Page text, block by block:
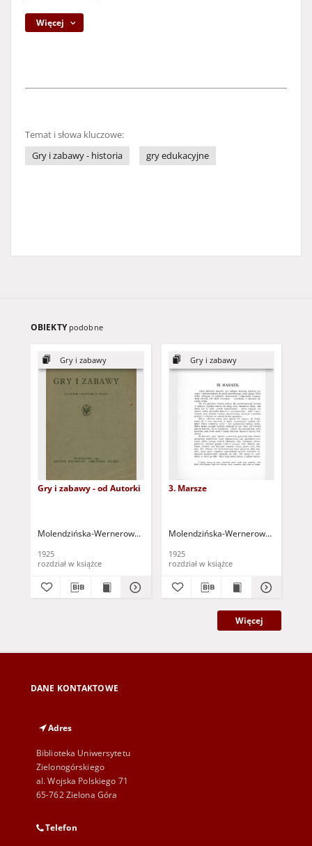
Więcej
Temat i słowa kluczowe:
Gry i zabawy - historia
gry edukacyjne
OBIEKTY podobne
Gry i zabawy
Gry i zabawy - od Autorki
Molendzińska-Wernerowa, Lucyna
1925
rozdział w książce
Gry i zabawy
3. Marsze
Molendzińska-Wernerowa, Lucyna
1925
rozdział w książce
Więcej
DANE KONTAKTOWE
Adres
Biblioteka Uniwersytetu
Zielonogórskiego
al. Wojska Polskiego 71
65-762 Zielona Góra
Telefon